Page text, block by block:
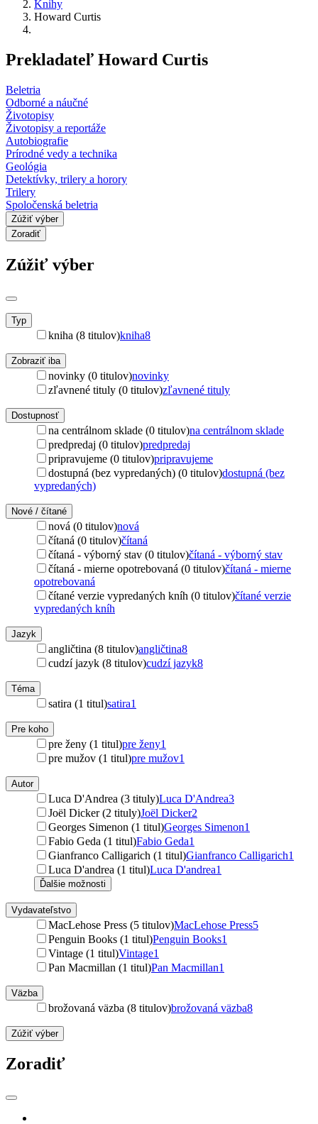
Knihy
Howard Curtis
Prekladateľ Howard Curtis
Beletria
Odborné a náučné
Životopisy
Životopisy a reportáže
Autobiografie
Prírodné vedy a technika
Geológia
Detektívky, trilery a horory
Trilery
Spoločenská beletria
Zúžiť výber
Zoradiť
Zúžiť výber
Typ
kniha (8 titulov)kniha8
Zobraziť iba
novinky (0 titulov)novinky
zľavnené tituly (0 titulov)zľavnené tituly
Dostupnosť
na centrálnom sklade (0 titulov)na centrálnom sklade
predpredaj (0 titulov)predpredaj
pripravujeme (0 titulov)pripravujeme
dostupná (bez vypredaných) (0 titulov)dostupná (bez
vypredaných)
Nové / čítané
nová (0 titulov)nová
čítaná (0 titulov)čítaná
čítaná - výborný stav (0 titulov)čítaná - výborný stav
čítaná - mierne opotrebovaná (0 titulov)čítaná - mierne
opotrebovaná
čítané verzie vypredaných kníh (0 titulov)čítané verzie
vypredaných kníh
Jazyk
angličtina (8 titulov)angličtina8
cudzí jazyk (8 titulov)cudzí jazyk8
Téma
satira (1 titul)satira1
Pre koho
pre ženy (1 titul)pre ženy1
pre mužov (1 titul)pre mužov1
Autor
Luca D'Andrea (3 tituly)Luca D'Andrea3
Joël Dicker (2 tituly)Joël Dicker2
Georges Simenon (1 titul)Georges Simenon1
Fabio Geda (1 titul)Fabio Geda1
Gianfranco Calligarich (1 titul)Gianfranco Calligarich1
Luca D'andrea (1 titul)Luca D'andrea1
Ďalšie možnosti
Vydavateľstvo
MacLehose Press (5 titulov)MacLehose Press5
Penguin Books (1 titul)Penguin Books1
Vintage (1 titul)Vintage1
Pan Macmillan (1 titul)Pan Macmillan1
Väzba
brožovaná väzba (8 titulov)brožovaná väzba8
Zúžiť výber
Zoradiť